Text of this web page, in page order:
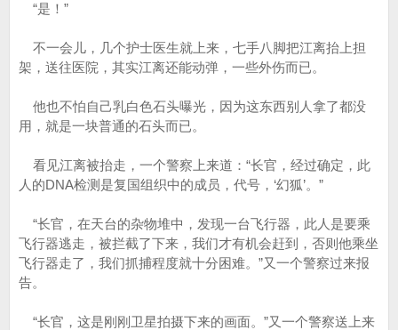
“是！”
不一会儿，几个护士医生就上来，七手八脚把江离抬上担
架，送往医院，其实江离还能动弹，一些外伤而已。
他也不怕自己乳白色石头曝光，因为这东西别人拿了都没
用，就是一块普通的石头而已。
看见江离被抬走，一个警察上来道：“长官，经过确定，此
人的DNA检测是复国组织中的成员，代号，‘幻狐’。”
“长官，在天台的杂物堆中，发现一台飞行器，此人是要乘
飞行器逃走，被拦截了下来，我们才有机会赶到，否则他乘坐
飞行器走了，我们抓捕程度就十分困难。”又一个警察过来报
告。
“长官，这是刚刚卫星拍摄下来的画面。”又一个警察送上来